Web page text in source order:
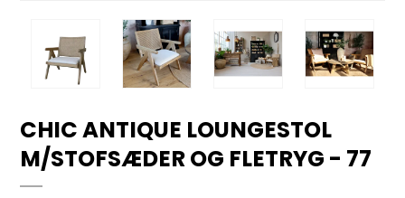
CHIC ANTIQUE LOUNGESTOL
M/STOFSÆDER OG FLETRYG - 77